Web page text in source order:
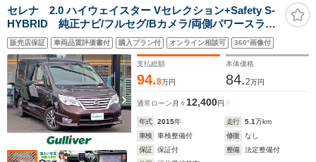
セレナ 2.0 ハイウェイスター Vセレクション+Safety S-
HYBRID 純正ナビ/フルセグ/Bカメラ/両側パワースライ
ドドア/衝突被害軽減システム/クルーズコントロール/横滑
り防止装置/アイドリングストップ
販売店保証 車両品質評価書付 購入プラン付 オンライン相談可 360°画像付
支払総額
94.8万円
本体価格
84.2万円
通常ローン 月々 12,400円
年式 2015年 走行 5.1万km
車検
車検整備付 修復
なし
保証
保証付 整備
法定整備付